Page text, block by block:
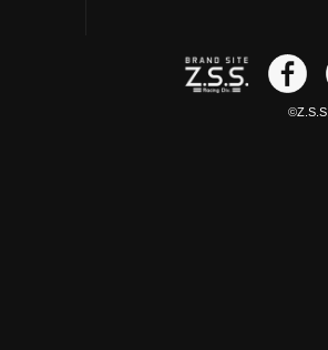
©Z.S.S.